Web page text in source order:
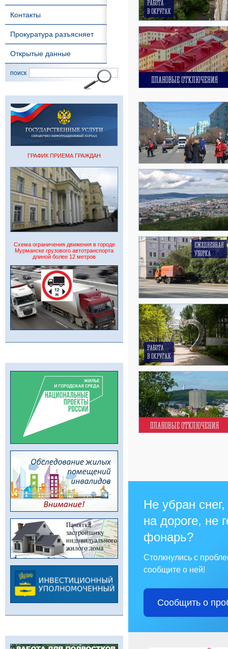
Контакты
Прокуратура разъясняет
Открытые данные
поиск
ГРАФИК ПРИЕМА ГРАЖДАН
Схема ограничения движения в городе
Мурманске грузового автотранспорта
длиной более 12 метров
Не убран
на дороге, не
фонарь?
Столкнулись с
сообщите о ней!
Сообщить о